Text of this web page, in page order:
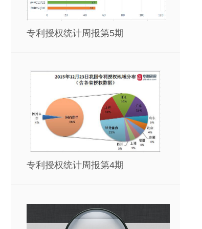
专利授权统计周报第5期
专利授权统计周报第4期